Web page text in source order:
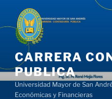
contenido
CARRERA
PUBLICA
Universidad Mayor de San
Económicas y Financieras